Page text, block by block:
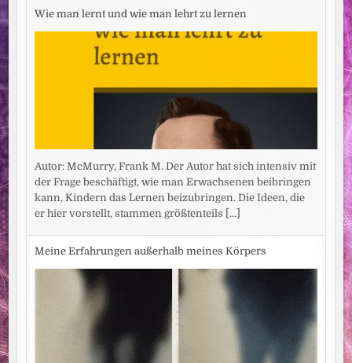
Wie man lernt und wie man lehrt zu lernen
Autor: McMurry, Frank M. Der Autor hat sich intensiv mit
der Frage beschäftigt, wie man Erwachsenen beibringen
kann, Kindern das Lernen beizubringen. Die Ideen, die
er hier vorstellt, stammen größtenteils [...]
Meine Erfahrungen außerhalb meines Körpers